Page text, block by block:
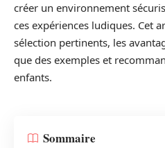
créer un environnement
ces expériences ludiques. Cet
sélection pertinents, les
que des exemples et
enfants.
Sommaire